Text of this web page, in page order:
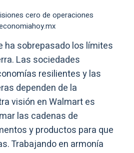
ha sobrepasado los límites
Las sociedades
resilientes y las
dependen de la
visión en Walmart es
las cadenas de
y productos para que
Trabajando en armonía